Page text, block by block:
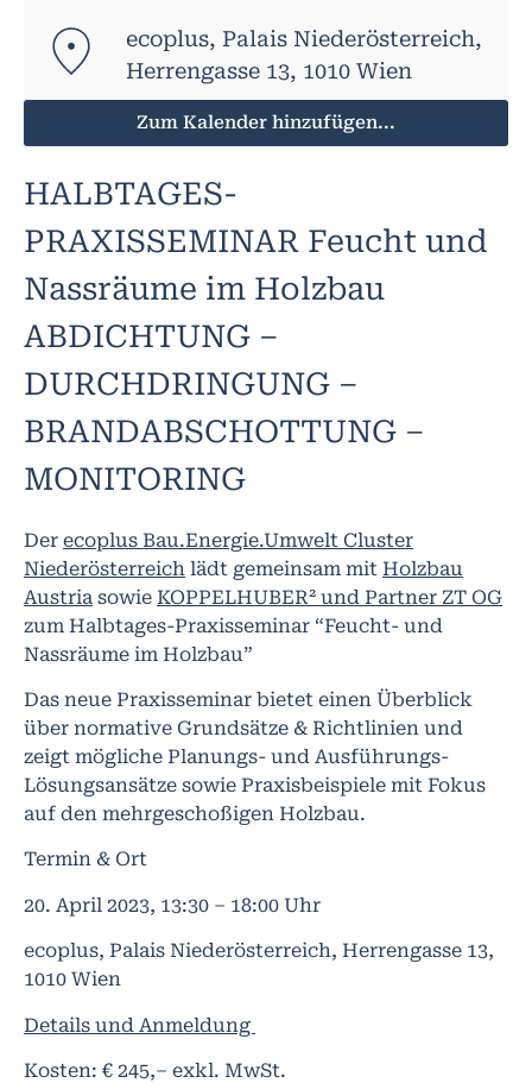
ecoplus, Palais Niederösterreich,
Herrengasse 13, 1010 Wien
Zum Kalender hinzufügen...
HALBTAGES-
PRAXISSEMINAR Feucht und
Nassräume im Holzbau
ABDICHTUNG –
DURCHDRINGUNG –
BRANDABSCHOTTUNG –
MONITORING
Der ecoplus Bau.Energie.Umwelt Cluster
Niederösterreich lädt gemeinsam mit Holzbau
Austria sowie KOPPELHUBER² und Partner ZT OG
zum Halbtages-Praxisseminar “Feucht- und
Nassräume im Holzbau”
Das neue Praxisseminar bietet einen Überblick
über normative Grundsätze & Richtlinien und
zeigt mögliche Planungs- und Ausführungs-
Lösungsansätze sowie Praxisbeispiele mit Fokus
auf den mehrgeschoßigen Holzbau.
Termin & Ort
20. April 2023, 13:30 – 18:00 Uhr
ecoplus, Palais Niederösterreich, Herrengasse 13,
1010 Wien
Details und Anmeldung
Kosten: € 245,– exkl. MwSt.